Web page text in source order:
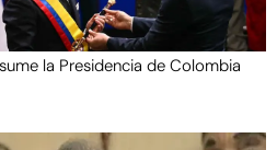
la Presidencia de Colombia